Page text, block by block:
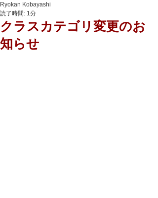
クラスカテゴリ変更のお
知らせ
Ryokan Kobayashi
読了時間: 1分